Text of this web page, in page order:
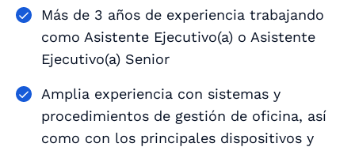
Más de 3 años de experiencia trabajando
como Asistente Ejecutivo(a) o Asistente
Ejecutivo(a) Senior
Amplia experiencia con sistemas y
procedimientos de gestión de oficina, así
como con los principales dispositivos y